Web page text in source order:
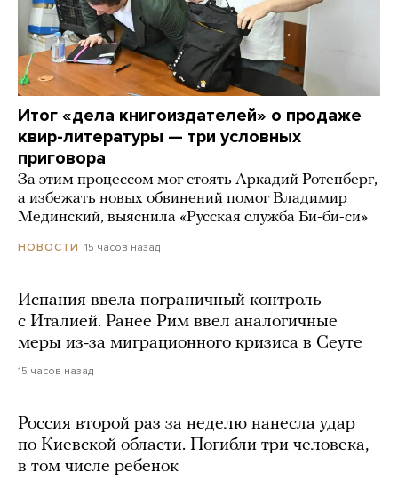
Итог «дела книгоиздателей» о продаже
квир-литературы — три условных
приговора
За этим процессом мог стоять Аркадий Ротенберг,
а избежать новых обвинений помог Владимир
Мединский, выяснила «Русская служба Би-би-си»
НОВОСТИ 15 часов назад
Испания ввела пограничный контроль
с Италией. Ранее Рим ввел аналогичные
меры из-за миграционного кризиса в Сеуте
15 часов назад
Россия второй раз за неделю нанесла удар
по Киевской области. Погибли три человека,
в том числе ребенок